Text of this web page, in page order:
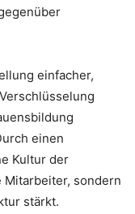
einfacher,
einen
Kultur der
sondern
stärkt.